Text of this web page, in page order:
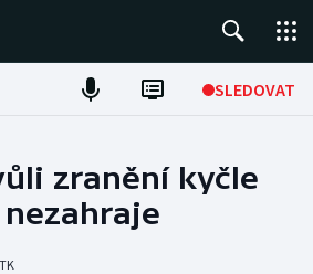
SLEDOVAT
zranění kyčle